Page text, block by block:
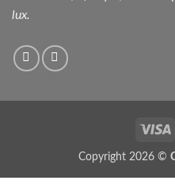
lux.
Copyright 2026 ©